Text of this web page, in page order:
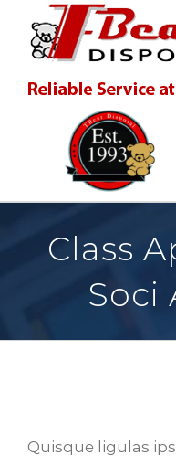
Class
Soci
Quisque ligulas